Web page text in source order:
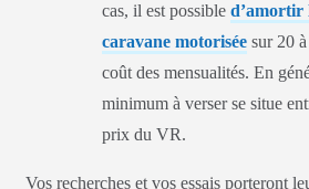
cas, il est possible d’amortir
caravane motoriséesur 20 à
coût des mensualités. En
minimum à verser se situe
prix du VR.
Vos recherches et vos essais porteront